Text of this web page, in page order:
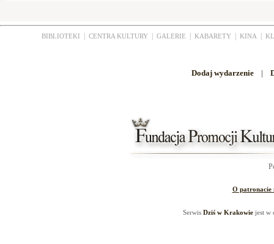
BIBLIOTEKI CENTRA KULTURY GALERIE KABARETY KINA
Dodaj wydarzenie |
O patronacie
Serwis Dziś w Krakowiejest w